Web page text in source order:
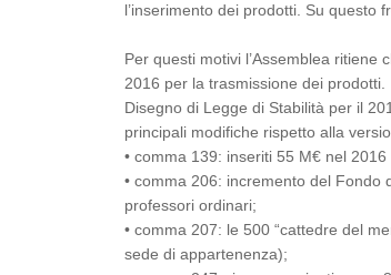
l’inserimento dei prodotti. Su questo
Per questi motivi l’Assemblea
2016 per la trasmissione dei prodotti.
Disegno di Legge di Stabilità per il
principali modifiche rispetto alla
• comma 139: inseriti 55 M€ nel
• comma 206: incremento del
professori ordinari;
• comma 207: le 500 “cattedre del
sede di appartenenza);